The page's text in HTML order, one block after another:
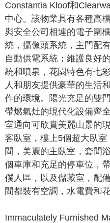
Constantia Kloof和
中心。該物業具有各種高
與安全公司相連的電子圍
統，攝像頭系統，主門配
自動供電系統；維護良好
統和噴泉，花園特色有七
人和朋友提供豪華的生活
作的環境。陽光充足的雙
帶燃氣灶的現代化設備齊
室通向可欣賞美麗山景的
客臥室，樓上5個超大臥
間，美麗的主臥室，套間
個車庫和充足的停車位，
僕人區，以及儲藏室，配
間都裝有空調，水電費和
Immaculately Furnished